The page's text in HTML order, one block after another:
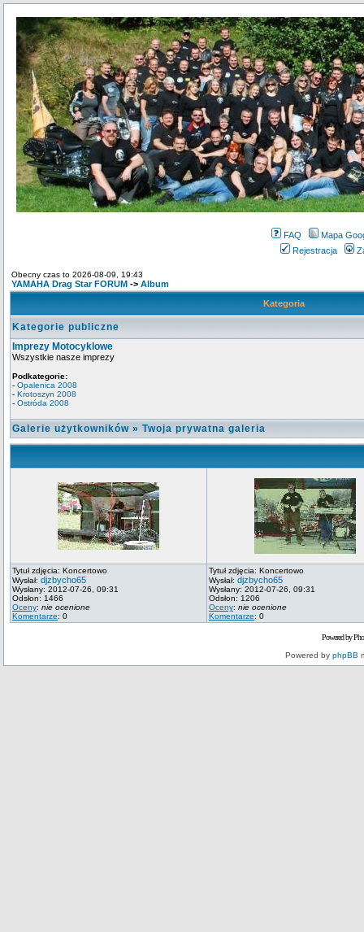
FAQ
Mapa
Rejestracja
Obecny czas to 2026-08-09, 19:43
YAMAHA Drag Star FORUM -> Album
Kategoria
Kategorie publiczne
Imprezy Motocyklowe
Wszystkie nasze imprezy
Podkategorie:
- Opalenica 2008
- Krotoszyn 2008
- Ostróda 2008
Galerie użytkowników » Twoja prywatna galeria
Tytuł zdjęcia: Koncertowo
Wysłał: djzbycho65
Wysłany: 2012-07-26, 09:31
Odsłon: 1466
Oceny: nie ocenione
Komentarze: 0
Tytuł zdjęcia: Koncertowo
Wysłał: djzbycho65
Wysłany: 2012-07-26, 09:31
Odsłon: 1206
Oceny: nie ocenione
Komentarze: 0
Powered by
Powered by phpBB